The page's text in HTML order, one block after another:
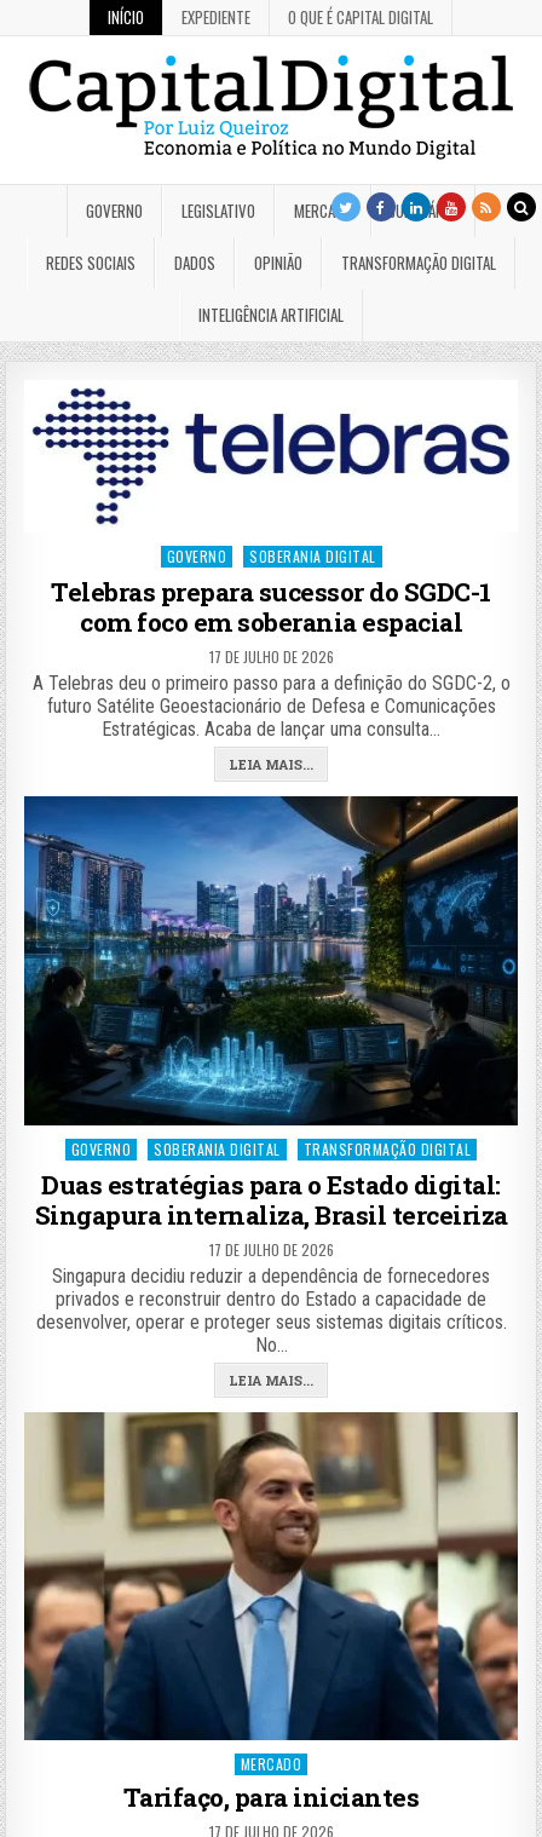
INÍCIO EXPEDIENTE O QUE É CAPITAL DIGITAL
GOVERNO LEGISLATIVO MERCADO JUDICIÁRIO
REDES SOCIAIS DADOS OPINIÃO TRANSFORMAÇÃO DIGITAL
INTELIGÊNCIA ARTIFICIAL
Posted
GOVERNO SOBERANIA DIGITAL
Telebras prepara sucessor do SGDC-1
com foco em soberania espacial
17 DE JULHO DE 2026
A Telebras deu o primeiro passo para a definição do SGDC-2, o
futuro Satélite Geoestacionário de Defesa e Comunicações
Estratégicas. Acaba de lançar uma consulta…
LEIA MAIS...
Posted
GOVERNO SOBERANIA DIGITAL TRANSFORMAÇÃO DIGITAL
Duas estratégias para o Estado digital:
Singapura internaliza, Brasil terceiriza
17 DE JULHO DE 2026
Singapura decidiu reduzir a dependência de fornecedores
privados e reconstruir dentro do Estado a capacidade de
desenvolver, operar e proteger seus sistemas digitais críticos.
No…
LEIA MAIS...
Posted
MERCADO
Tarifaço, para iniciantes
17 DE JULHO DE 2026